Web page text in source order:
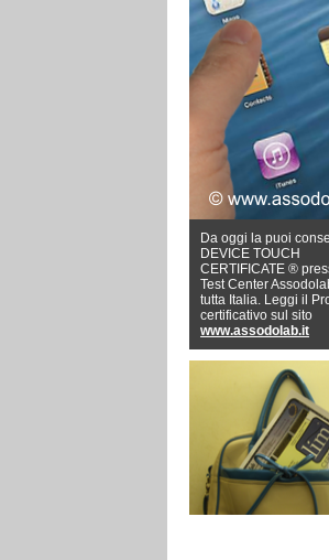
Da oggi la puoi
DEVICE TOUCH
CERTIFICATE ®
Test Center
tutta Italia. Leggi il
certificativo sul sito
www.assodolab.it